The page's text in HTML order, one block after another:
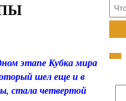
этапе Кубка мира
шел еще и в
стала четвертой